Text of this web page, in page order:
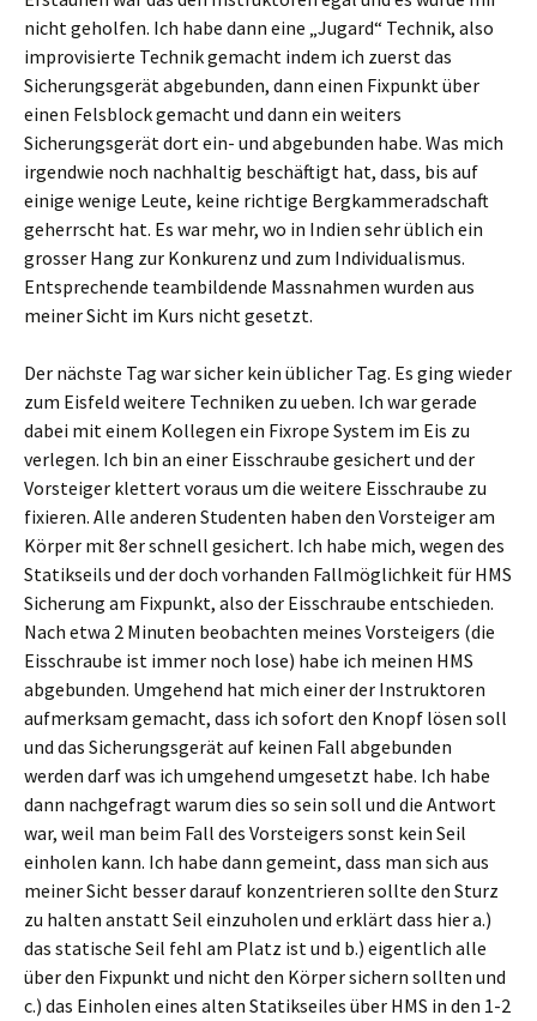
nicht geholfen. Ich habe dann eine „Jugard“ Technik, also
improvisierte Technik gemacht indem ich zuerst das
Sicherungsgerät abgebunden, dann einen Fixpunkt über
einen Felsblock gemacht und dann ein weiters
Sicherungsgerät dort ein- und abgebunden habe. Was mich
irgendwie noch nachhaltig beschäftigt hat, dass, bis auf
einige wenige Leute, keine richtige Bergkammeradschaft
geherrscht hat. Es war mehr, wo in Indien sehr üblich ein
grosser Hang zur Konkurenz und zum Individualismus.
Entsprechende teambildende Massnahmen wurden aus
meiner Sicht im Kurs nicht gesetzt.
Der nächste Tag war sicher kein üblicher Tag. Es ging wieder
zum Eisfeld weitere Techniken zu ueben. Ich war gerade
dabei mit einem Kollegen ein Fixrope System im Eis zu
verlegen. Ich bin an einer Eisschraube gesichert und der
Vorsteiger klettert voraus um die weitere Eisschraube zu
fixieren. Alle anderen Studenten haben den Vorsteiger am
Körper mit 8er schnell gesichert. Ich habe mich, wegen des
Statikseils und der doch vorhanden Fallmöglichkeit für HMS
Sicherung am Fixpunkt, also der Eisschraube entschieden.
Nach etwa 2 Minuten beobachten meines Vorsteigers (die
Eisschraube ist immer noch lose) habe ich meinen HMS
abgebunden. Umgehend hat mich einer der Instruktoren
aufmerksam gemacht, dass ich sofort den Knopf lösen soll
und das Sicherungsgerät auf keinen Fall abgebunden
werden darf was ich umgehend umgesetzt habe. Ich habe
dann nachgefragt warum dies so sein soll und die Antwort
war, weil man beim Fall des Vorsteigers sonst kein Seil
einholen kann. Ich habe dann gemeint, dass man sich aus
meiner Sicht besser darauf konzentrieren sollte den Sturz
zu halten anstatt Seil einzuholen und erklärt dass hier a.)
das statische Seil fehl am Platz ist und b.) eigentlich alle
über den Fixpunkt und nicht den Körper sichern sollten und
c.) das Einholen eines alten Statikseiles über HMS in den 1-2